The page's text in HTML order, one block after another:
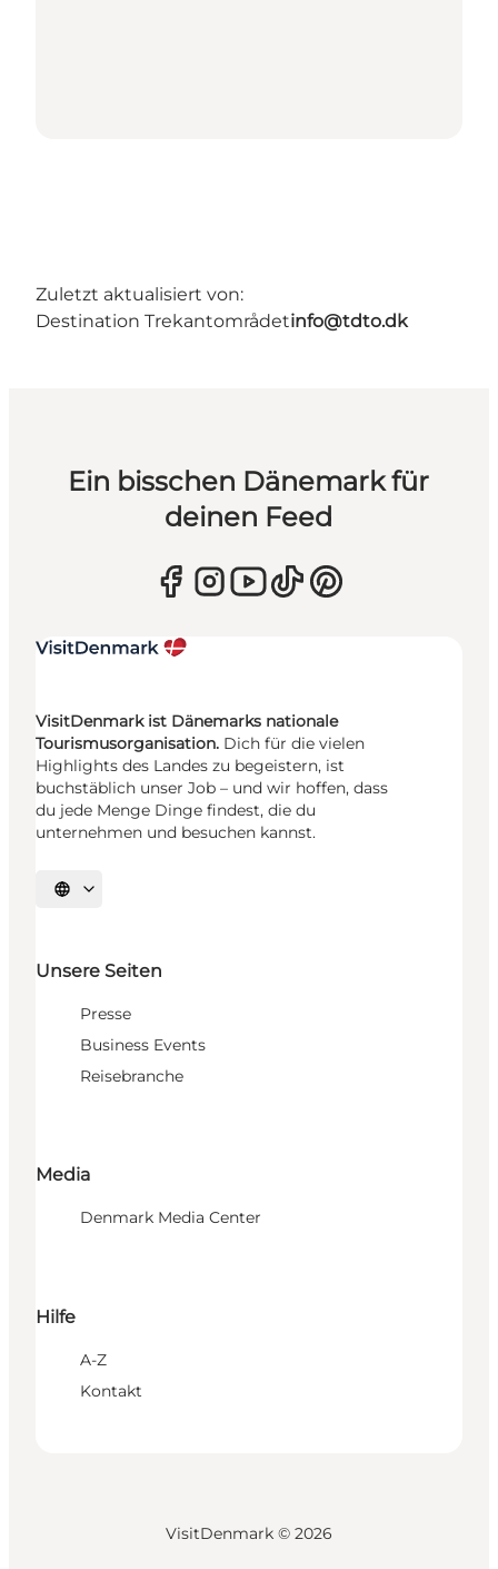
Zuletzt aktualisiert von:
Destination Trekantområdetinfo@tdto.dk
Ein bisschen Dänemark für
deinen Feed
VisitDenmark ist Dänemarks nationale
Tourismusorganisation. Dich für die vielen
Highlights des Landes zu begeistern, ist
buchstäblich unser Job – und wir hoffen, dass
du jede Menge Dinge findest, die du
unternehmen und besuchen kannst.
Sprache auswählen
Unsere Seiten
Presse
Business Events
Reisebranche
Media
Denmark Media Center
Hilfe
A-Z
Kontakt
VisitDenmark © 2026